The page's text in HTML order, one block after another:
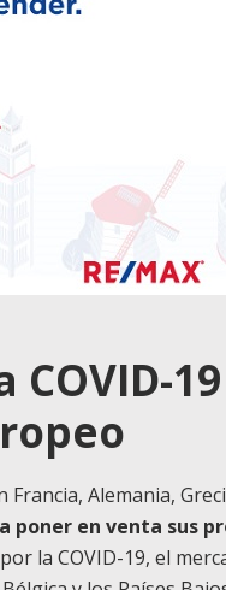
COVID-
Alemania,
poner en venta sus
la COVID-19, el